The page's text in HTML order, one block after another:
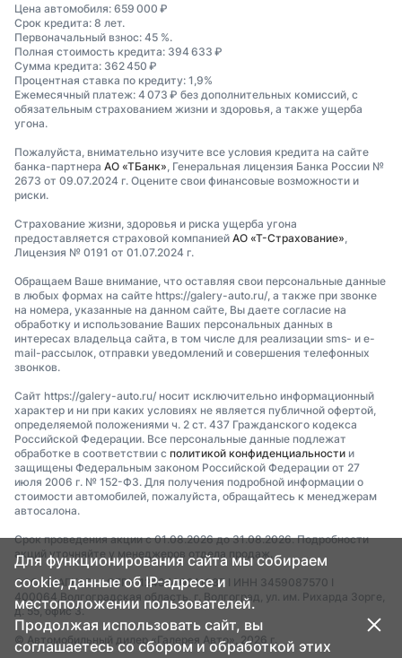
Цена автомобиля: 659 000 ₽
Срок кредита: 8 лет.
Первоначальный взнос: 45 %.
Полная стоимость кредита: 394 633 ₽
Сумма кредита: 362 450 ₽
Процентная ставка по кредиту: 1,9%
Ежемесячный платеж: 4 073 ₽ без дополнительных комиссий, с
обязательным страхованием жизни и здоровья, а также ущерба
угона.
Пожалуйста, внимательно изучите все условия кредита на сайте
банка-партнера АО «ТБанк» , Генеральная лицензия Банка России №
2673 от 09.07.2024 г. Оцените свои финансовые возможности и
риски.
Страхование жизни, здоровья и риска ущерба угона
предоставляется страховой компанией АО «Т-Страхование»
Лицензия № 0191 от 01.07.2024 г.
Обращаем Ваше внимание, что оставляя свои персональные данные
в любых формах на сайте https://galery-auto.ru/, а также при звонке
на номера, указанные на данном сайте, Вы даете согласие на
обработку и использование Ваших персональных данных в
интересах владельца сайта, в том числе для реализации sms- и e-
mail-рассылок, отправки уведомлений и совершения телефонных
звонков.
Сайт https://galery-auto.ru/ носит исключительно информационный
характер и ни при каких условиях не является публичной офертой,
определяемой положениями ч. 2 ст. 437 Гражданского кодекса
Российской Федерации. Все персональные данные подлежат
обработке в соответствии с политикой конфиденциальности и
защищены Федеральным законом Российской Федерации от 27
июля 2006 г. № 152-ФЗ. Для получения подробной информации о
стоимости автомобилей, пожалуйста, обращайтесь к менеджерам
автосалона.
Срок проведения акции с 01.08.2026 до 31.08.2026. Подробности
акций уточняйте у менеджеров отдела продаж.
ООО «МАГКАР» I ОГРН 1243400011337 I ИНН 3459087570 I
400064,Волгоградская область, г. Волгоград, ул. им. Рихарда Зорге,
д. 55, офис 3.
© Автомобильный дилер «Галерея Авто», 2026 г.
Для функционирования сайта мы собираем
cookie, данные об IP-адресе и
местоположении пользователей.
Продолжая использовать сайт, вы
соглашаетесь со сбором и обработкой этих